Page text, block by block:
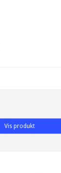
Vis produkt